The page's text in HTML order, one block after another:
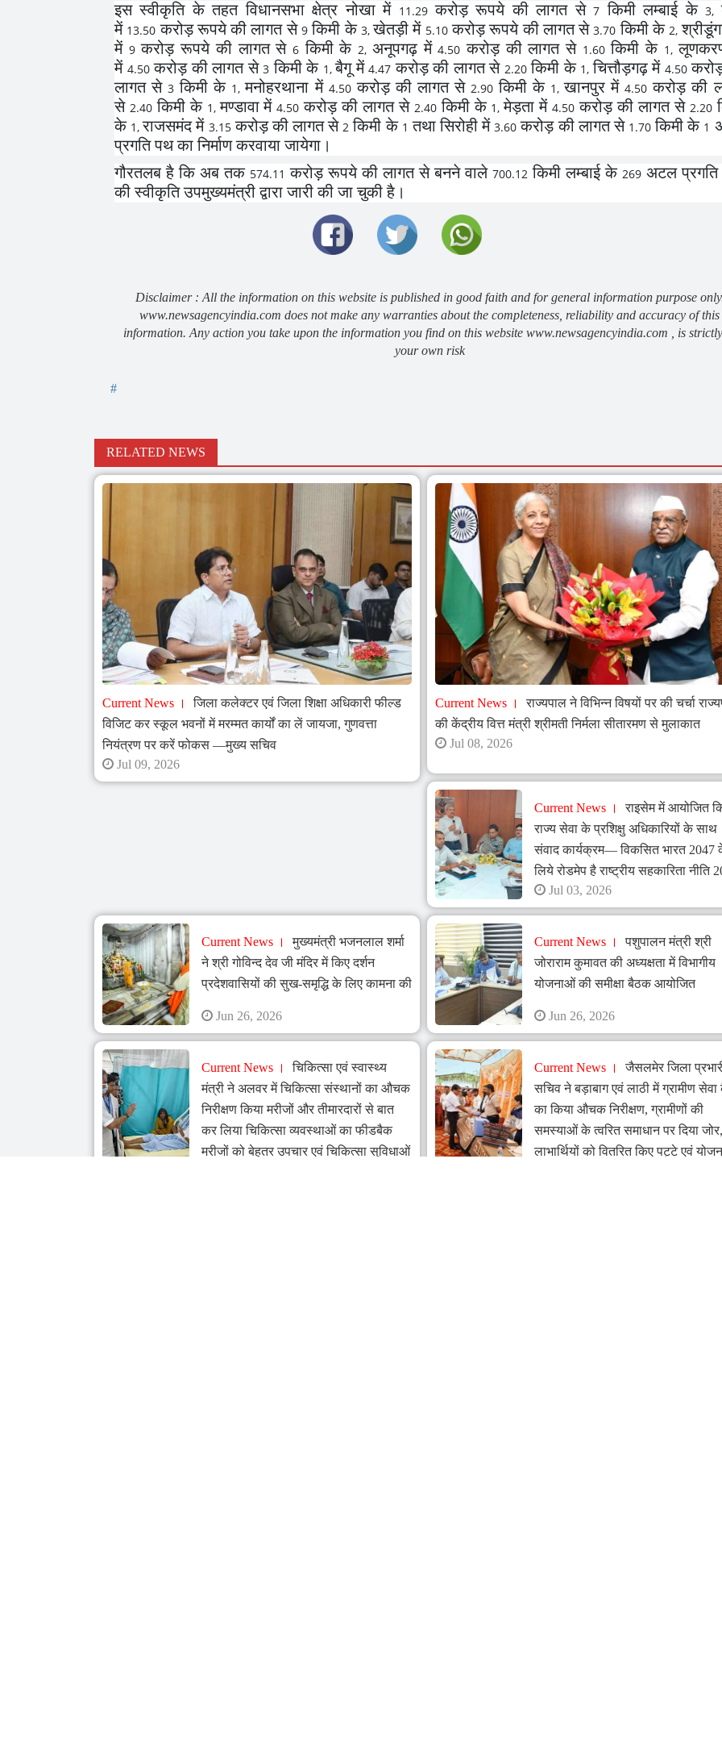
इस स्वीकृति के तहत विधानसभा क्षेत्र नोखा में 11.29करोड़ रूपये की लागत से7 किमी लम्बाई के3,
में 13.50 करोड़ रूपये की लागत से 9 किमी के 3,खेतड़ी में 5.10करोड़ रूपये की लागत से3.70 किमी के 2,
में 9करोड़ रूपये की लागत से 6किमी के 2, अनूपगढ़ में4.50 करोड़ की लागत से 1.60किमी के 1,
में 4.50करोड़ की लागत से 3 किमी के 1,बैगू में 4.47 करोड़ की लागत से 2.20किमी के 1,चित्तौड़गढ़ में 4.50
लागत से3 किमी के 1,मनोहरथाना में 4.50करोड़ की लागत से 2.90किमी के 1,खानपुर में4.50 करोड़ की
से 2.40किमी के 1,मण्डावा में4.50 करोड़ की लागत से 2.40किमी के 1,मेड़ता में4.50 करोड़ की लागत से 2.20
के 1,राजसमंद में 3.15करोड़ की लागत से 2 किमी के 1 तथा सिरोही में3.60 करोड़ की लागत से 1.70किमी के 1
प्रगति पथ का निर्माण करवाया जायेगा।
गौरतलब है कि अब तक 574.11 करोड़ रूपये की लागत से बनने वाले 700.12 किमी लम्बाई के 269अटल प्रगति
की स्वीकृति उपमुख्यमंत्री द्वारा जारी की जा चुकी है।
Disclaimer : All the information on this website is published in good faith and for general information purpose
www.newsagencyindia.com does not make any warranties about the completeness, reliability and accuracy of this
information. Any action you take upon the information you find on this website www.newsagencyindia.com , is
your own risk
#
RELATED NEWS
Current News
जिला कलेक्टर एवं जिला शिक्षा अधिकारी फील्ड
विजिट कर स्कूल भवनों में मरम्मत कार्यों का लें जायजा, गुणवत्ता
नियंत्रण पर करें फोकस —मुख्य सचिव
Jul 09, 2026
Current News
राज्यपाल ने विभिन्न विषयों पर की चर्चा
की केंद्रीय वित्त मंत्री श्रीमती निर्मला सीतारमण से मुलाकात
Jul 08, 2026
Current News
राइसेम में आयोजित
राज्य सेवा के प्रशिक्षु अधिकारियों के साथ
संवाद कार्यक्रम— विकसित भारत 2047
लिये रोडमेप है राष्ट्रीय सहकारिता नीति
Jul 03, 2026
Current News
मुख्यमंत्री भजनलाल शर्मा
ने श्री गोविन्द देव जी मंदिर में किए दर्शन
प्रदेशवासियों की सुख-समृद्धि के लिए कामना की
Jun 26, 2026
Current News
पशुपालन मंत्री श्री
जोराराम कुमावत की अध्यक्षता में विभागीय
योजनाओं की समीक्षा बैठक आयोजित
Jun 26, 2026
Current News
चिकित्सा एवं स्वास्थ्य
मंत्री ने अलवर में चिकित्सा संस्थानों का औचक
निरीक्षण किया मरीजों और तीमारदारों से बात
कर लिया चिकित्सा व्यवस्थाओं का फीडबैक
मरीजों को बेहतर उपचार एवं चिकित्सा सुविधाओं
Current News
जैसलमेर जिला
सचिव ने बड़ाबाग एवं लाठी में ग्रामीण सेवा
का किया औचक निरीक्षण, ग्रामीणों की
समस्याओं के त्वरित समाधान पर दिया जोर,
लाभार्थियों को वितरित किए पट्टे एवं